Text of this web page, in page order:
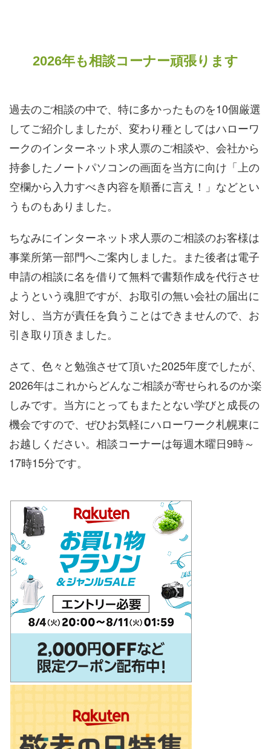
2026年も相談コーナー頑張ります
過去のご相談の中で、特に多かったものを10個厳選
してご紹介しましたが、変わり種としてはハローワ
ークのインターネット求人票のご相談や、会社から
持参したノートパソコンの画面を当方に向け「上の
空欄から入力すべき内容を順番に言え！」などとい
うものもありました。
ちなみにインターネット求人票のご相談のお客様は
事業所第一部門へご案内しました。また後者は電子
申請の相談に名を借りて無料で書類作成を代行させ
ようという魂胆ですが、お取引の無い会社の届出に
対し、当方が責任を負うことはできませんので、お
引き取り頂きました。
さて、色々と勉強させて頂いた2025年度でしたが、
2026年はこれからどんなご相談が寄せられるのか楽
しみです。当方にとってもまたとない学びと成長の
機会ですので、ぜひお気軽にハローワーク札幌東に
お越しください。相談コーナーは毎週木曜日9時～
17時15分です。